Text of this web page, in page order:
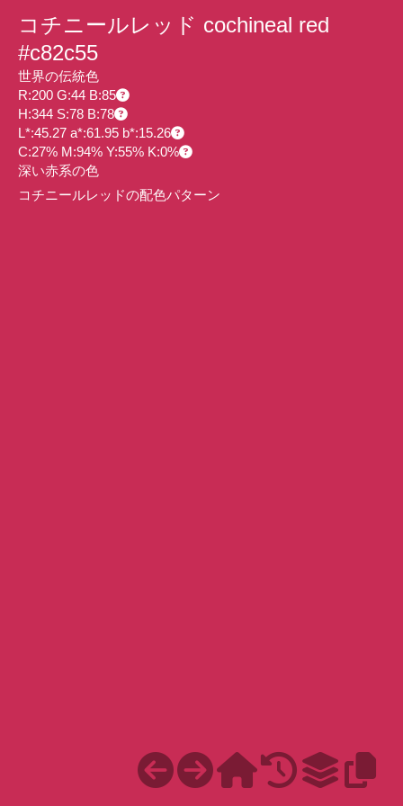
コチニールレッド cochineal red
#c82c55
世界の伝統色
R:200 G:44 B:85
H:344 S:78 B:78
L*:45.27 a*:61.95 b*:15.26
C:27% M:94% Y:55% K:0%
深い赤系の色
コチニールレッドの配色パターン